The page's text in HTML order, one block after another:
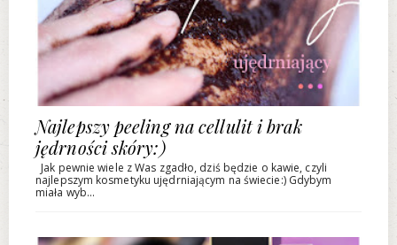
Najlepszy peeling na cellulit i brak
jędrności skóry:)
Jak pewnie wiele z Was zgadło, dziś będzie o kawie, czyli
najlepszym kosmetyku ujędrniającym na świecie:) Gdybym
miała wyb...